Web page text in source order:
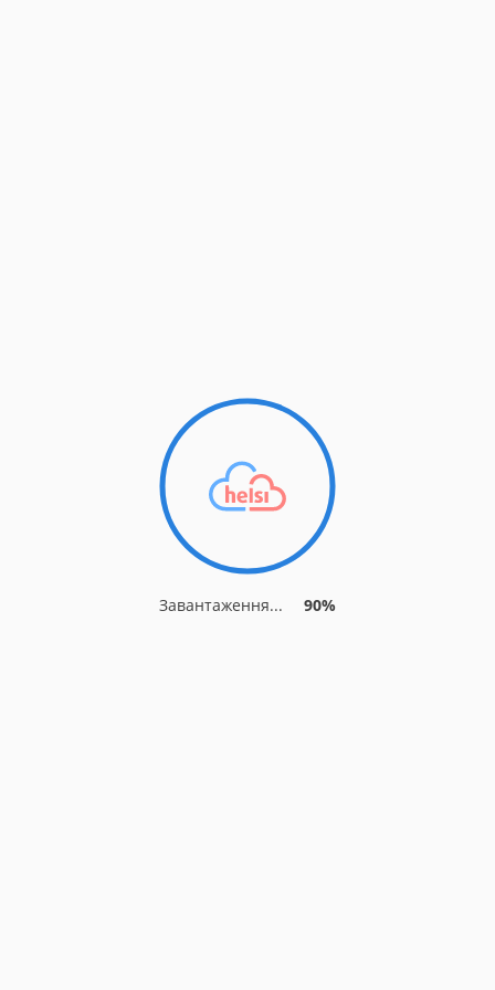
Завантаження... 90%